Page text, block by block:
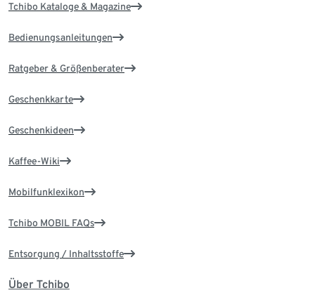
Tchibo Kataloge & Magazine
Bedienungsanleitungen
Ratgeber & Größenberater
Geschenkkarte
Geschenkideen
Kaffee-Wiki
Mobilfunklexikon
Tchibo MOBIL FAQs
Entsorgung / Inhaltsstoffe
Über Tchibo